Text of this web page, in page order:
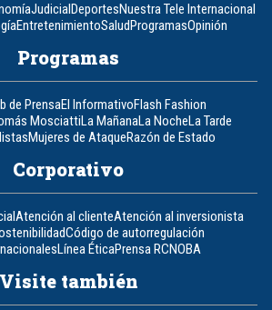
JudicialDeportesNuestra Tele Internacional
EntretenimientoSaludProgramasOpinión
Programas
de PrensaEl InformativoFlash Fashion
MosciattiLa MañanaLa NocheLa Tarde
Mujeres de AtaqueRazón de Estado
Corporativo
Atención al clienteAtención al inversionista
Código de autorregulación
Línea ÉticaPrensa RCNOBA
Visite también